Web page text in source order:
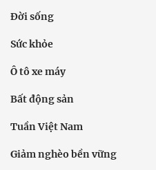
Đời sống
Sức khỏe
Ô tô xe máy
Bất động sản
Tuần Việt Nam
Giảm nghèo bền vững